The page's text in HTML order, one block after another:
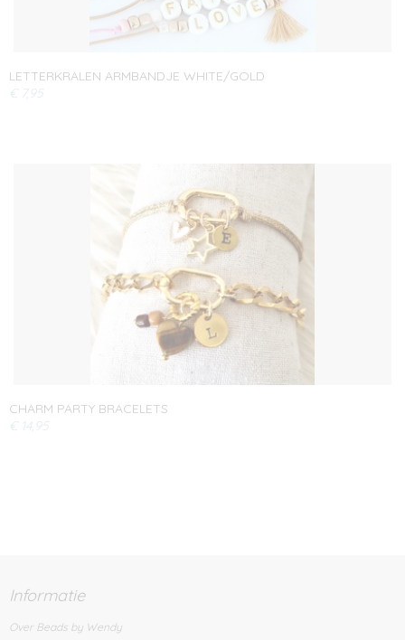
LETTERKRALEN ARMBANDJE WHITE/GOLD
€ 7,95
CHARM PARTY BRACELETS
€ 14,95
Informatie
Over Beads by Wendy